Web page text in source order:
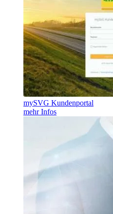
mySVG Kundenportal
mehr Infos